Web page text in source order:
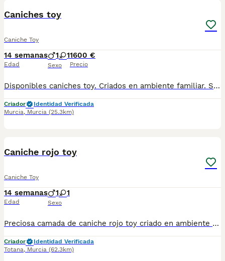
Caniches toy
Caniche Toy
14 semanas
Edad
1 1
Sexo
1600 €
Precio
Disponibles caniches toy. Criados en ambiente familiar. Se entregan vacunados, desparasitados, con cartilla sanitaria, microchip y contrato de garantía
Criador
Identidad Verificada
Murcia, Murcia (25.3km)
Caniche rojo toy
Caniche Toy
14 semanas
Edad
1 1
Sexo
Preciosa camada de caniche rojo toy criado en ambiente familiar con todas las vacunas y desparasitaciones al día. Se entrega con cartilla veterinaria y revisión veterinaria. Más info 722440707
Criador
Identidad Verificada
Totana, Murcia (62.3km)